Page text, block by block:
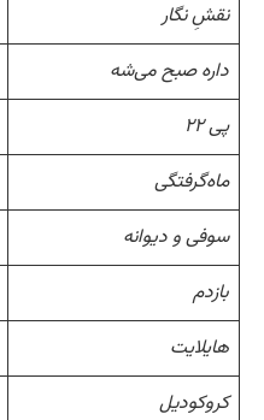
نقشِ نگار
داره صبح می‌شه
پی ۲۲
ماه‌گرفتگی
سوفی و دیوانه
بازدم
هایلایت
کروکودیل